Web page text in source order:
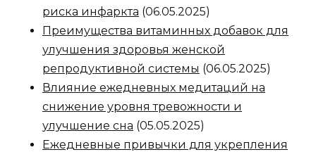
риска инфаркта (06.05.2025)
Преимущества витаминных добавок для
улучшения здоровья женской
репродуктивной системы (06.05.2025)
Влияние ежедневных медитаций на
снижение уровня тревожности и
улучшение сна (05.05.2025)
Ежедневные привычки для укрепления